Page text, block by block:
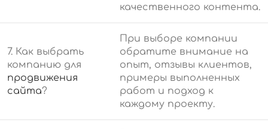
качественного контента.
7. Как выбрать
компанию для
продвижения
сайта?
При выборе компании
обратите внимание на
опыт, отзывы клиентов,
примеры выполненных
работ и подход к
каждому проекту.